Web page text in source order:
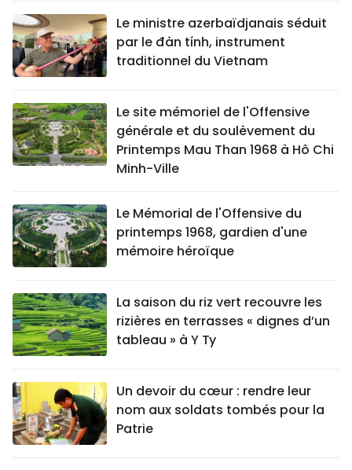
Le ministre azerbaïdjanais séduit
par le đàn tính, instrument
traditionnel du Vietnam
Le site mémoriel de l'Offensive
générale et du soulèvement du
Printemps Mau Than 1968 à Hô Chi
Minh-Ville
Le Mémorial de l'Offensive du
printemps 1968, gardien d'une
mémoire héroïque
La saison du riz vert recouvre les
rizières en terrasses « dignes d’un
tableau » à Y Ty
Un devoir du cœur : rendre leur
nom aux soldats tombés pour la
Patrie